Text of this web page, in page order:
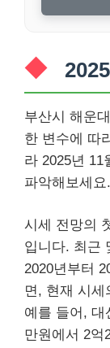
부산시 해운
한 변수에 따
라 2025년 11
파악해보세요.
시세 전망의
입니다. 최근
2020년부터
면, 현재 시
예를 들어, 대
만원에서 2억